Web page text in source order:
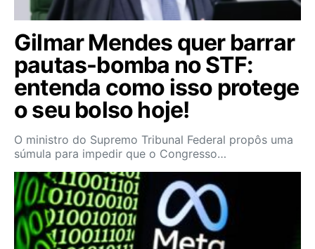
Gilmar Mendes quer barrar
pautas-bomba no STF:
entenda como isso protege
o seu bolso hoje!
O ministro do Supremo Tribunal Federal propôs uma
súmula para impedir que o Congresso…